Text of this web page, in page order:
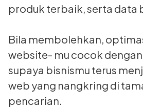
produk terbaik, serta data
Bila membolehkan,
website- mu cocok dengan
supaya bisnismu terus
web yang nangkring di
pencarian.